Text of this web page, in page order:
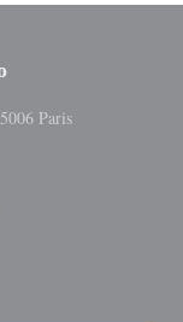
Paris((abre numa
nova janela))
numa nova janela))
((abre numa